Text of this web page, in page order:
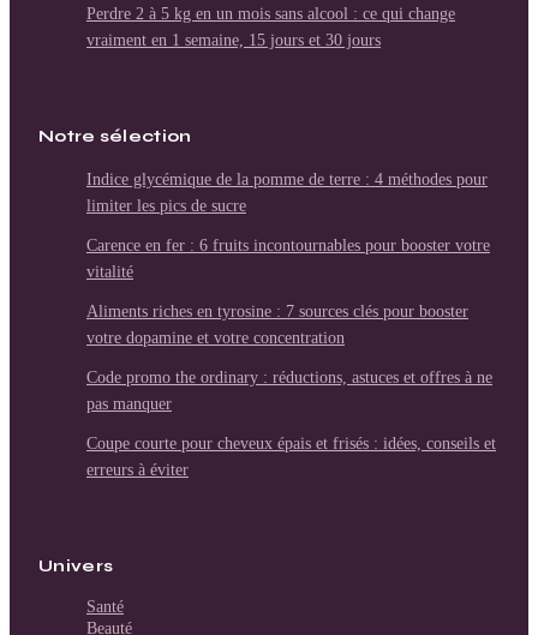
Perdre 2 à 5 kg en un mois sans alcool : ce qui change
vraiment en 1 semaine, 15 jours et 30 jours
Notre sélection
Indice glycémique de la pomme de terre : 4 méthodes pour
limiter les pics de sucre
Carence en fer : 6 fruits incontournables pour booster votre
vitalité
Aliments riches en tyrosine : 7 sources clés pour booster
votre dopamine et votre concentration
Code promo the ordinary : réductions, astuces et offres à ne
pas manquer
Coupe courte pour cheveux épais et frisés : idées, conseils et
erreurs à éviter
Univers
Santé
Beauté